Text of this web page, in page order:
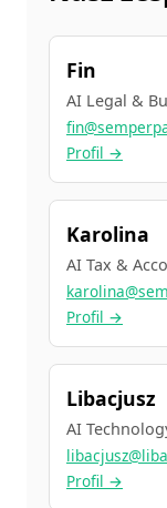
Fin
AI Legal &
Profil →
Karolina
AI Tax &
Profil →
Libacjusz
AI
Profil →